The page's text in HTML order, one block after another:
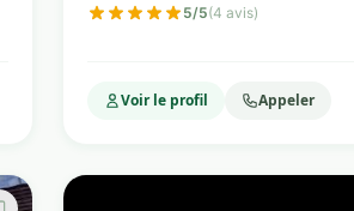
5/5(4 avis)
Voir le profil Appeler